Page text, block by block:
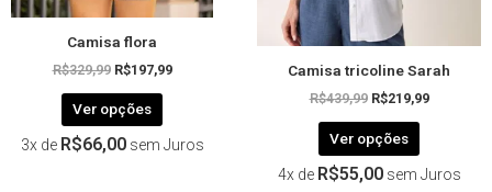
Camisa flora
R$329,99 R$197,99
Ver opções
página
produto
3x de R$66,00 sem Juros
Camisa tricoline Sarah
R$439,99 R$219,99
Ver opções
do
produto
4x de R$55,00 sem Juros